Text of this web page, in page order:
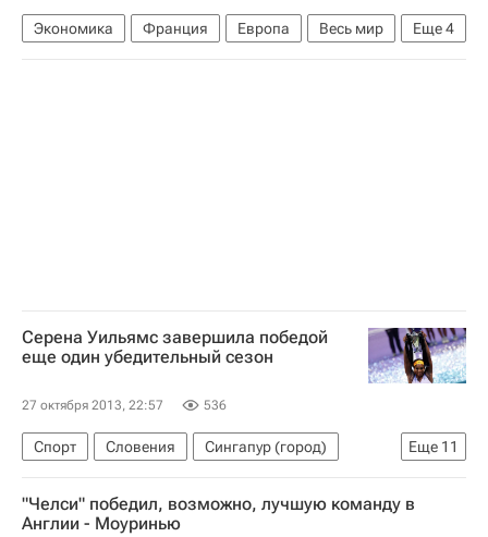
Еще4
Экономика Франция Европа
Весь мир
Дмитрий Медведев
Жан-Марк Эро
Серена Уильямс завершила победой
еще один убедительный сезон
27 октября 2013, 22:57 536
Еще 11
Спорт Словения
Сингапур (город)
Стамбул
Китай Польша
Италия
Европа
Турция
Азия
"Челси" победил, возможно, лучшую команду в
Англии - Моуринью